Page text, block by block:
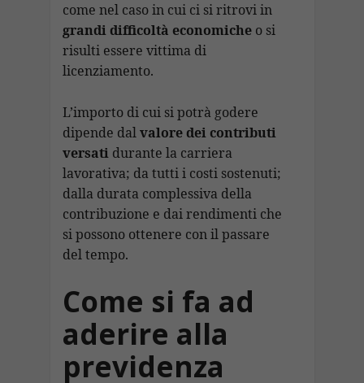
come nel caso in cui ci si ritrovi in
grandi difficoltà economicheo si
risulti essere vittima di
licenziamento.
L’importo di cui si potrà godere
dipende dalvalore dei contributi
versati durante la carriera
lavorativa; da tutti i costi sostenuti;
dalla durata complessiva della
contribuzione e dai rendimenti che
si possono ottenere con il passare
del tempo.
Come si fa ad
aderire alla
previdenza